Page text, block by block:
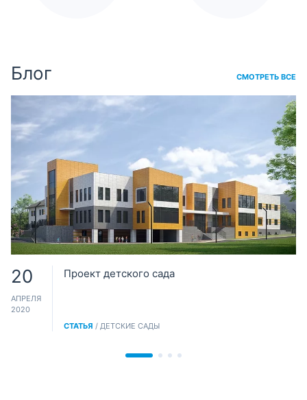
Блог СМОТРЕТЬ ВСЕ
20
АПРЕЛЯ
2020
Проект детского сада
СТАТЬЯ / ДЕТСКИЕ САДЫ